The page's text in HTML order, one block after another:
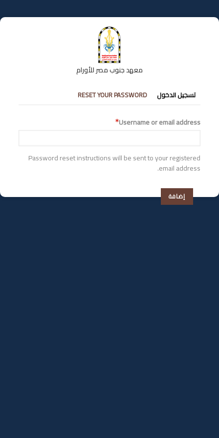
إلى
المحتوى
معهد جنوب مصر للأورام
التبويبات
الأساسية
تسجيل الدخول RESET YOUR PASSWORD
Username or email address
Password reset instructions will be sent to your registered
email address.